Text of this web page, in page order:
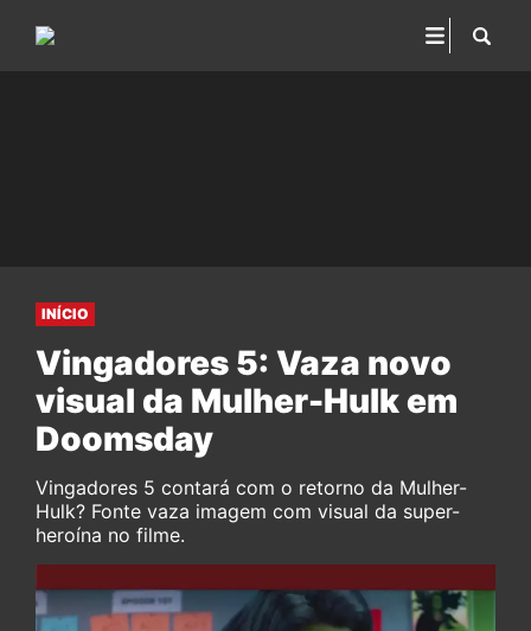
INÍCIO
Vingadores 5: Vaza novo
visual da Mulher-Hulk em
Doomsday
Vingadores 5 contará com o retorno da Mulher-
Hulk? Fonte vaza imagem com visual da super-
heroína no filme.